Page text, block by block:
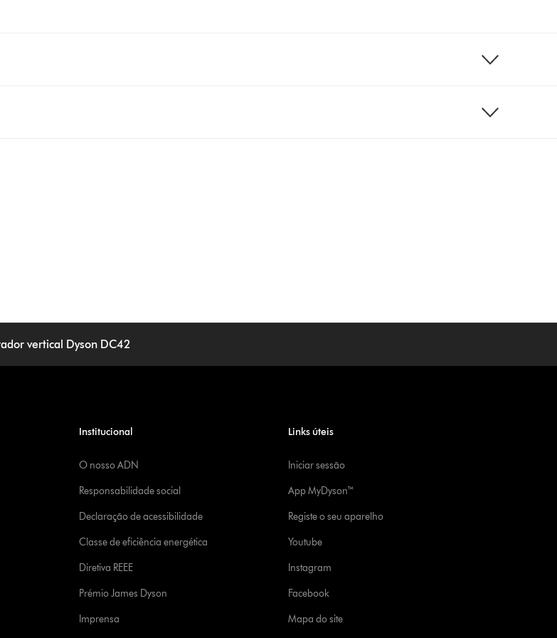
vertical Dyson DC42
Institucional
O nosso ADN
Responsabilidade social
Declaração de acessibilidade
Classe de eficiência energética
Diretiva REEE
Prémio James Dyson
Imprensa
Links úteis
Iniciar sessão
App MyDyson™
Registe o seu aparelho
Youtube
Instagram
Facebook
Mapa do site